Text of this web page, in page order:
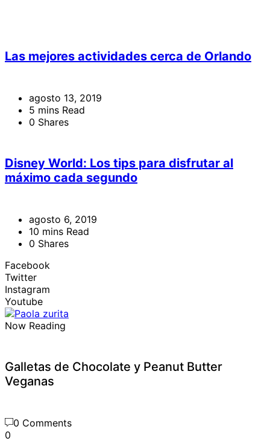
Las mejores actividades cerca de Orlando
agosto 13, 2019
5 mins Read
0 Shares
Disney World: Los tips para disfrutar al
máximo cada segundo
agosto 6, 2019
10 mins Read
0 Shares
Facebook
Twitter
Instagram
Youtube
Now Reading
Galletas de Chocolate y Peanut Butter
Veganas
0 Comments
0